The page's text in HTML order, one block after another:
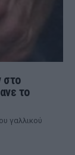
στο
το
γαλλικού